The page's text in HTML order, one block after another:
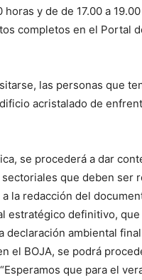
y de de 17.00 a
completos en el Portal
las personas que
acristalado de
se procederá a dar
que deben ser
la redacción del
estratégico definitivo,
ambiental
el BOJA, se podrá
que para el